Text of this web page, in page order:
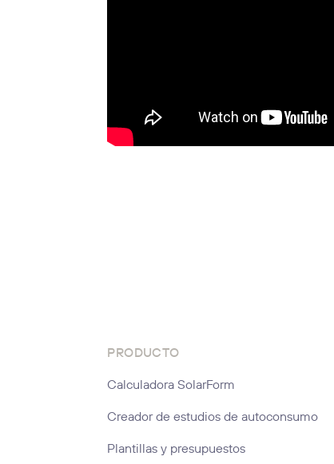
PRODUCTO
Calculadora SolarForm
Creador de estudios de autoconsumo
Plantillas y presupuestos